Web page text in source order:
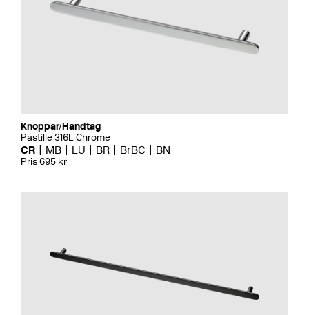
Knoppar/Handtag
Pastille 316L Chrome
CR MB LU BR BrBC BN
Pris 695 kr